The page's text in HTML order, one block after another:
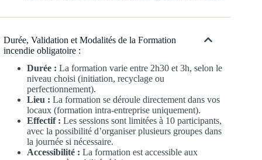
Durée, Validation et Modalités de la Formation
incendie obligatoire :
Durée : La formation varie entre 2h30 et 3h, selon le
niveau choisi (initiation, recyclage ou
perfectionnement).
Lieu : La formation se déroule directement dans vos
locaux (formation intra-entreprise uniquement).
Effectif : Les sessions sont limitées à 10 participants,
avec la possibilité d’organiser plusieurs groupes dans
la journée si nécessaire.
Accessibilité : La formation est accessible aux